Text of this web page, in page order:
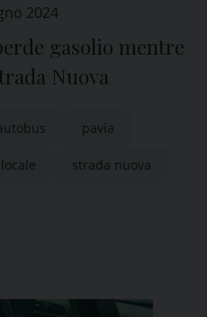
2024
gasolio mentre
Nuova
pavia
strada nuova